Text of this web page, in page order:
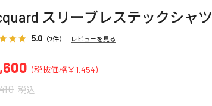
ベスト
ミニハードル・ハードル
スリーブレステックシャツ
5.0 （7件） レビューを見る
(税抜価格￥1,454)
税込